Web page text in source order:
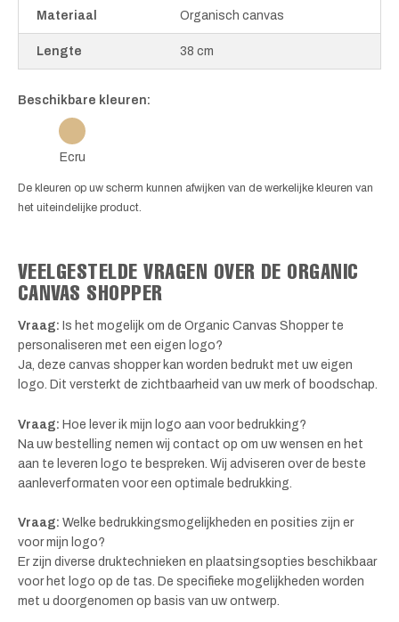
Materiaal Organisch canvas
Lengte 38 cm
Beschikbare kleuren:
Ecru
De kleuren op uw scherm kunnen afwijken van de werkelijke kleuren van
het uiteindelijke product.
VEELGESTELDE VRAGEN OVER DE ORGANIC
CANVAS SHOPPER
Vraag: Is het mogelijk om de Organic Canvas Shopper te
personaliseren met een eigen logo?
Ja, deze canvas shopper kan worden bedrukt met uw eigen
logo. Dit versterkt de zichtbaarheid van uw merk of boodschap.
Vraag: Hoe lever ik mijn logo aan voor bedrukking?
Na uw bestelling nemen wij contact op om uw wensen en het
aan te leveren logo te bespreken. Wij adviseren over de beste
aanleverformaten voor een optimale bedrukking.
Vraag: Welke bedrukkingsmogelijkheden en posities zijn er
voor mijn logo?
Er zijn diverse druktechnieken en plaatsingsopties beschikbaar
voor het logo op de tas. De specifieke mogelijkheden worden
met u doorgenomen op basis van uw ontwerp.